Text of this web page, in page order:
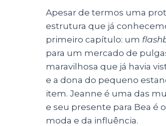
Apesar de termos uma
estrutura que já
primeiro capítulo: um
para um mercado de
maravilhosa que já havia
e a dona do pequeno
item. Jeanne é uma das
e seu presente para Bea é
moda e da influência.